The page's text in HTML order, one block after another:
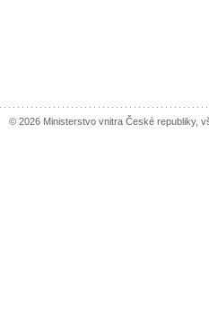
© 2026 Ministerstvo vnitra České republiky,